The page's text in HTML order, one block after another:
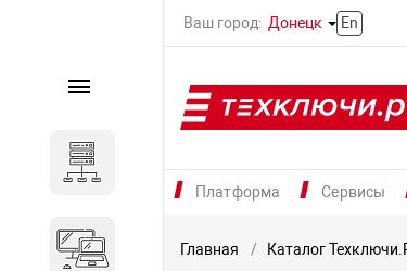
Ваш город: Донецк En
Платформа Сервисы
Каталог
Компьютеры и ноутбуки
Главная Каталог